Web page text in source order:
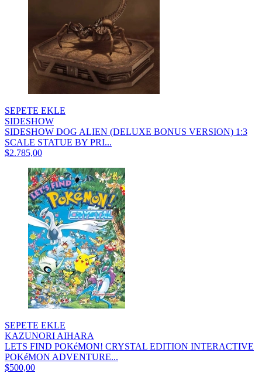
SEPETE EKLE
SIDESHOW
SIDESHOW DOG ALIEN (DELUXE BONUS VERSION) 1:3
SCALE STATUE BY PRI...
$2.785,00
SEPETE EKLE
KAZUNORI AIHARA
LETS FIND POKéMON! CRYSTAL EDITION INTERACTIVE
POKéMON ADVENTURE...
$500,00